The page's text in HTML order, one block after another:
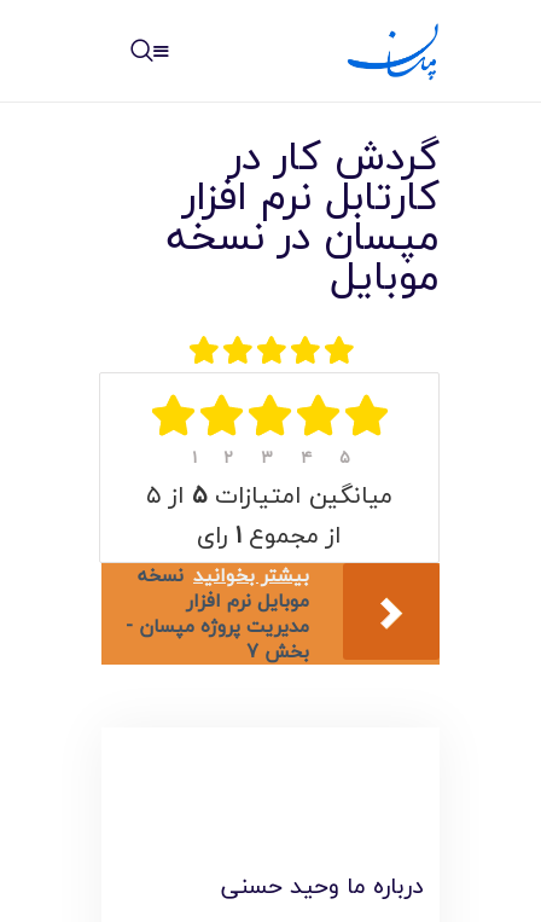
نوشته ها
مرکز آموزش
امکانات
سیستم ها
لیست قیمت محصولات
گردش کار در
کارتابل نرم افزار
مپسان در نسخه
موبایل
۱ ۲ ۳ ۴ ۵
میانگین امتیازات ۵ از ۵
از مجموع ۱ رای
بیشتر بخوانید نسخه
موبایل نرم افزار
مدیریت پروژه مپسان -
بخش 7
درباره ما وحید حسنی